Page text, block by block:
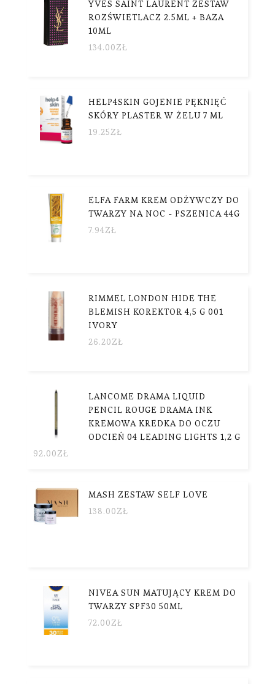
YVES SAINT LAURENT ZESTAW
ROZŚWIETLACZ 2.5ML + BAZA
10ML
134.00ZŁ
HELP4SKIN GOJENIE PĘKNIĘĆ
SKÓRY PLASTER W ŻELU 7 ML
19.25ZŁ
ELFA FARM KREM ODŻYWCZY DO
TWARZY NA NOC - PSZENICA 44G
7.94ZŁ
RIMMEL LONDON HIDE THE
BLEMISH KOREKTOR 4,5 G 001
IVORY
26.20ZŁ
LANCOME DRAMA LIQUID
PENCIL ROUGE DRAMA INK
KREMOWA KREDKA DO OCZU
ODCIEŃ 04 LEADING LIGHTS 1,2 G
92.00ZŁ
MASH ZESTAW SELF LOVE
138.00ZŁ
NIVEA SUN MATUJĄCY KREM DO
TWARZY SPF30 50ML
72.00ZŁ